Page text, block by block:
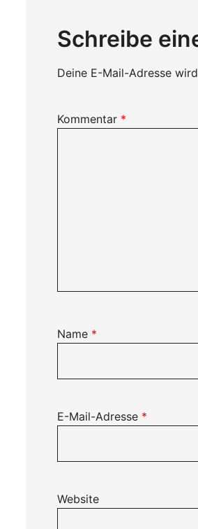
Schreibe
Deine E-Mail-Adresse
Kommentar *
Name *
E-Mail-Adresse *
Website